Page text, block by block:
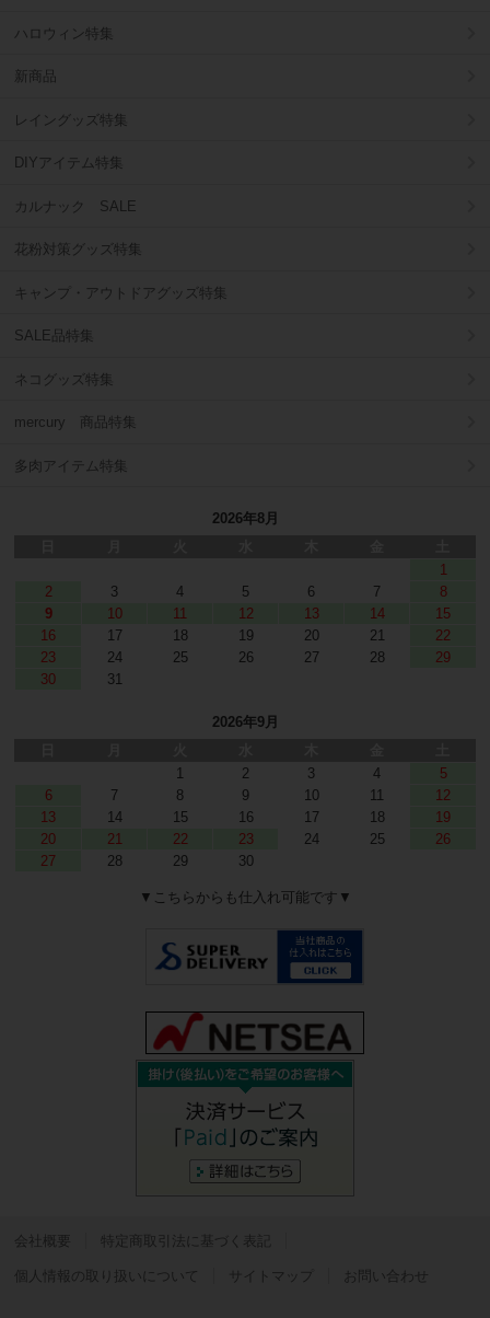
ハロウィン特集
新商品
レイングッズ特集
DIYアイテム特集
カルナック SALE
花粉対策グッズ特集
キャンプ・アウトドアグッズ特集
SALE品特集
ネコグッズ特集
mercury 商品特集
多肉アイテム特集
2026年8月
1
2
3 4 5 6 7
8
9
10 11 12 13 14
15
16
17 18 19 20 21
22
23
24 25 26 27 28
29
30
31
2026年9月
1
2 3 4
5
6
7 8 9 10 11
12
13
14 15 16 17 18
19
20
21 22 23 24 25
26
27
28 29 30
▼こちらからも仕入れ可能です▼
会社概要 特定商取引法に基づく表記
個人情報の取り扱いについて サイトマップ お問い合わせ